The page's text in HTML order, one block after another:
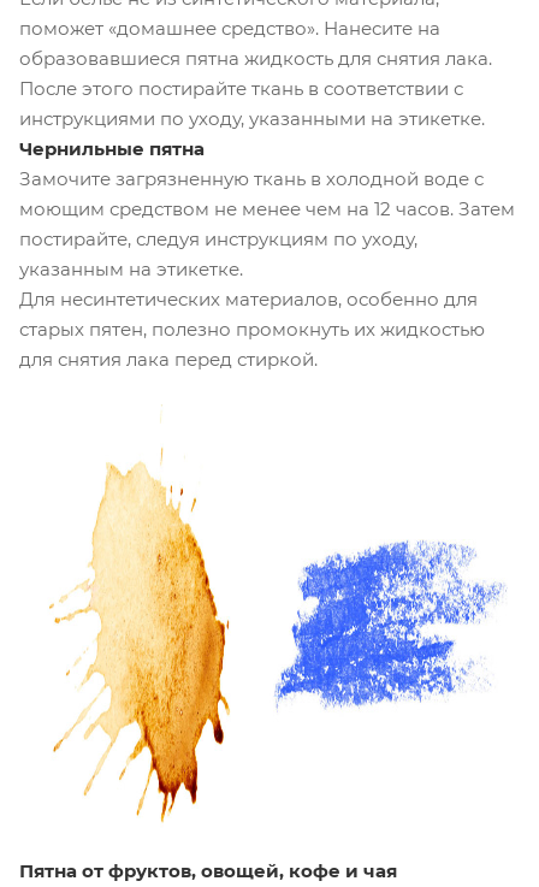
поможет «домашнее средство». Нанесите на
образовавшиеся пятна жидкость для снятия лака.
После этого постирайте ткань в соответствии с
инструкциями по уходу, указанными на этикетке.
Чернильные пятна
Замочите загрязненную ткань в холодной воде с
моющим средством не менее чем на 12 часов. Затем
постирайте, следуя инструкциям по уходу,
указанным на этикетке.
Для несинтетических материалов, особенно для
старых пятен, полезно промокнуть их жидкостью
для снятия лака перед стиркой.
Пятна от фруктов, овощей, кофе и чая